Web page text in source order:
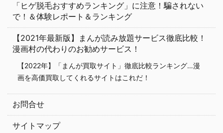
「ヒゲ脱毛おすすめランキング」に注意！騙されない
で！＆体験レポート＆ランキング
【2021年最新版】まんが読み放題サービス徹底比較！
漫画村の代わりのお勧めサービス！
【2022年】「まんが買取サイト」徹底比較ランキング…漫
画を高価買取してくれるサイトはこれだ！
お問合せ
サイトマップ